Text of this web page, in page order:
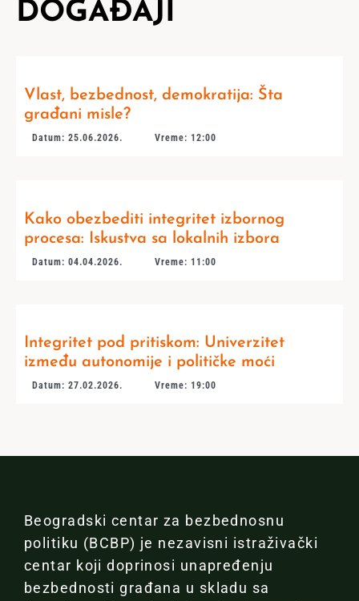
DOGAĐAJI
Vlast, bezbednost, demokratija: Šta
građani misle?
Datum: 25.06.2026. Vreme: 12:00
Kako obezbediti integritet izbornog
procesa: Iskustva sa lokalnih izbora
Datum: 04.04.2026. Vreme: 11:00
Integritet pod pritiskom: Univerzitet
između autonomije i političke moći
Datum: 27.02.2026. Vreme: 19:00
Beogradski centar za bezbednosnu
politiku (BCBP) je nezavisni istraživački
centar koji doprinosi unapređenju
bezbednosti građana u skladu sa